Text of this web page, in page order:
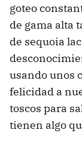
goteo
de gama alta
de sequoia
usando unos
felicidad a
toscos para
tienen algo